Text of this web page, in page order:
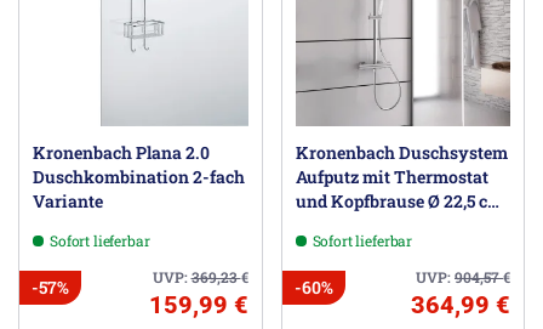
Kronenbach Plana 2.0
Duschkombination 2-fach
Variante
Sofort lieferbar
UVP:369,23€
-57%
159,99 €
Kronenbach Duschsystem
Aufputz mit Thermostat
und Kopfbrause Ø 22,5 cm,
Sofort lieferbar
UVP:904,57€
-60%
364,99 €